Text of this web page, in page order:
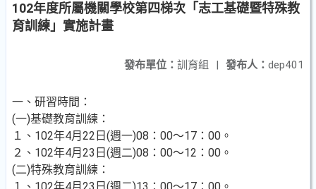
102年度所屬機關學校第四梯次「志工基礎暨特殊教
育訓練」實施計畫
發布人： dep401
發布單位： 訓育組 |
一、研習時間：
(一)基礎教育訓練：
１、102年4月22日(週一)08：00～17：00。
２、102年4月23日(週二)08：00～12：00。
(二)特殊教育訓練：